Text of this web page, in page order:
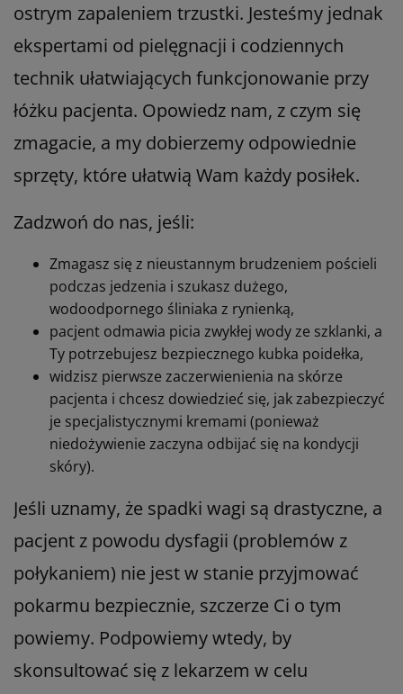
ostrym zapaleniem trzustki. Jesteśmy jednak
ekspertami od pielęgnacji i codziennych
technik ułatwiających funkcjonowanie przy
łóżku pacjenta. Opowiedz nam, z czym się
zmagacie, a my dobierzemy odpowiednie
sprzęty, które ułatwią Wam każdy posiłek.
Zadzwoń do nas, jeśli:
Zmagasz się z nieustannym brudzeniem pościeli
podczas jedzenia i szukasz dużego,
wodoodpornego śliniaka z rynienką,
pacjent odmawia picia zwykłej wody ze szklanki, a
Ty potrzebujesz bezpiecznego kubka poidełka,
widzisz pierwsze zaczerwienienia na skórze
pacjenta i chcesz dowiedzieć się, jak zabezpieczyć
je specjalistycznymi kremami (ponieważ
niedożywienie zaczyna odbijać się na kondycji
skóry).
Jeśli uznamy, że spadki wagi są drastyczne, a
pacjent z powodu dysfagii (problemów z
połykaniem) nie jest w stanie przyjmować
pokarmu bezpiecznie, szczerze Ci o tym
powiemy. Podpowiemy wtedy, by
skonsultować się z lekarzem w celu